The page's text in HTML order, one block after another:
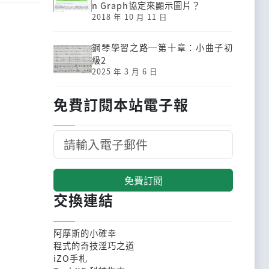
n Graph協定來顯示圖片？
2018 年 10 月 11 日
鋼琴學習之路─第十章：小曲子初
級2
2025 年 3 月 6 日
免費訂閱本站電子報
免費訂閱
交換連結
阿摩斯的小確幸
程式的奇技淫巧之道
iZO手札